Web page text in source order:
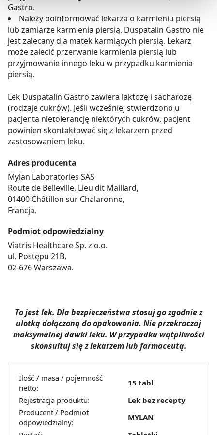
zgodami
Możesz również kliknąć „ Zaakceptuj niezbędne ”, co
będzie oznaczało, że nie wyrażasz zgody na
pozyskiwanie od Ciebie danych, które nie są niezbędne
dla funkcjonowania Strony. Będzie się to jednak wiązało
z brakiem dostępu do wszystkich funkcjonalności
Gastro.
Należy poinformować lekarza o karmieniu piersią
lub zamiarze karmienia piersią. Duspatalin Gastro nie
jest zalecany dla matek karmiących piersią. Lekarz
może zalecić przerwanie karmienia piersią lub
przyjmowanie innego leku w przypadku karmienia
piersią.
Lek Duspatalin Gastro zawiera laktozę i sacharozę
(rodzaje cukrów). Jeśli wcześniej stwierdzono u
pacjenta nietolerancję niektórych cukrów, pacjent
powinien skontaktować się z lekarzem przed
zastosowaniem leku.
Adres producenta
Mylan Laboratories SAS
Route de Belleville, Lieu dit Maillard,
01400 Châtillon sur Chalaronne,
Francja.
Podmiot odpowiedzialny
Viatris Healthcare Sp. z o.o.
ul. Postępu 21B,
02-676 Warszawa.
To jest lek. Dla bezpieczeństwa stosuj go zgodnie z
ulotką dołączoną do opakowania. Nie przekraczaj
maksymalnej dawki leku. W przypadku wątpliwości
skonsultuj się z lekarzem lub farmaceutą.
Ilość / masa / pojemność
netto:
15 tabl.
Rejestracja produktu:
Lek bez recepty
Producent / Podmiot
odpowiedzialny:
MYLAN